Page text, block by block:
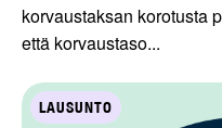
korvaustaksan korotusta
että korvaustaso...
LAUSUNTO